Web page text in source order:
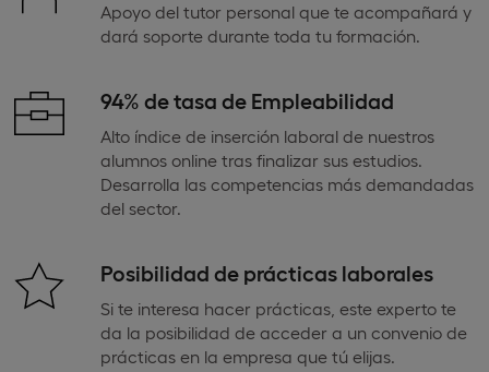
Apoyo del tutor personal que te acompañará y
dará soporte durante toda tu formación.
94% de tasa de Empleabilidad
Alto índice de inserción laboral de nuestros
alumnos online tras finalizar sus estudios.
Desarrolla las competencias más demandadas
del sector.
Posibilidad de prácticas laborales
Si te interesa hacer prácticas, este experto te
da la posibilidad de acceder a un convenio de
prácticas en la empresa que tú elijas.